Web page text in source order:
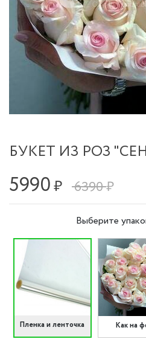
БУКЕТ ИЗ РОЗ
5990₽ 6390 ₽
Выберите
Пленка и ленточка
Как на